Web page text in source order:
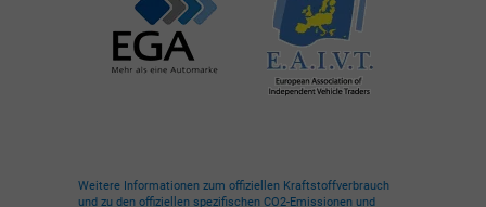
Weitere Informationen zum offiziellen Kraftstoffverbrauch
und zu den offiziellen spezifischen CO2-Emissionen und